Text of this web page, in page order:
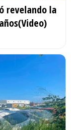
revelando la